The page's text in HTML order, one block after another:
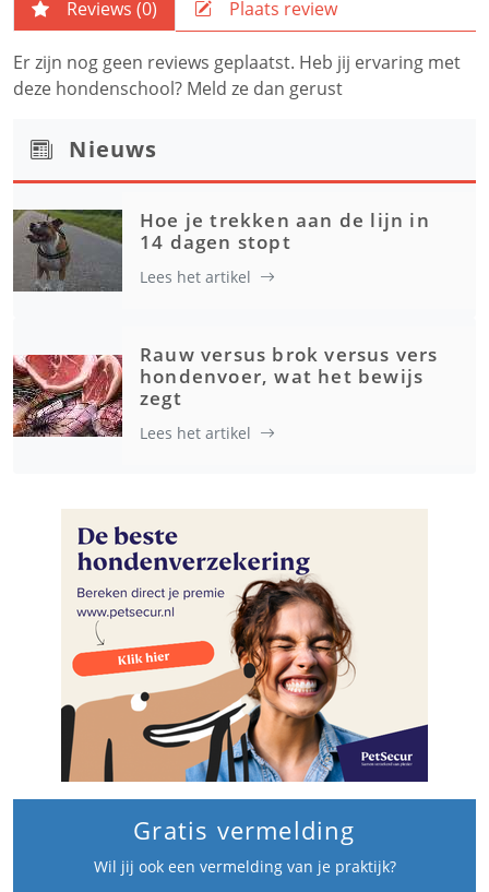
Reviews (0) Plaats review
Er zijn nog geen reviews geplaatst. Heb jij ervaring met
deze hondenschool? Meld ze dan gerust
Nieuws
Hoe je trekken aan de lijn in
14 dagen stopt
Lees het artikel
Rauw versus brok versus vers
hondenvoer, wat het bewijs
zegt
Lees het artikel
Gratis vermelding
Wil jij ook een vermelding van je praktijk?